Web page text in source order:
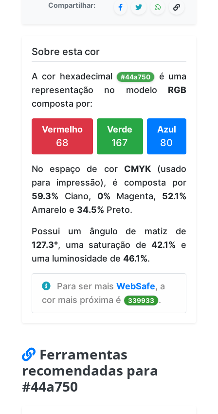
Compartilhar:
Sobre esta cor
A cor hexadecimal #44a750
é uma
representação no modelo RGB
composta por:
Vermelho
68
Verde
167
Azul
80
No espaço de cor CMYK(usado
para impressão), é composta por
59.3% Ciano, 0% Magenta, 52.1%
Amarelo e 34.5% Preto.
Possui um ângulo de matiz de
127.3°, uma saturação de42.1% e
uma luminosidade de 46.1%.
Para ser mais WebSafe, a
cor mais próxima é
339933 .
Ferramentas
recomendadas para
#44a750